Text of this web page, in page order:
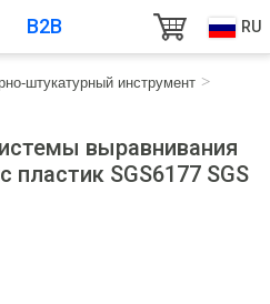
B2B RU
штукатурный инструмент
выравнивания
пластик SGS6177 SGS